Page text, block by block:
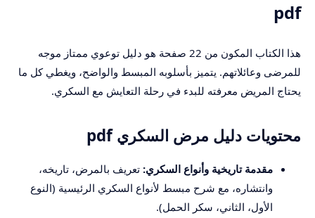
pdf
هذا الكتاب المكون من 22 صفحة هو دليل توعوي ممتاز موجه
للمرضى وعائلاتهم. يتميز بأسلوبه المبسط والواضح، ويغطي كل ما
يحتاج المريض معرفته للبدء في رحلة التعايش مع السكري.
محتويات دليل مرض السكري pdf
مقدمة تاريخية وأنواع السكري: تعريف بالمرض، تاريخه،
وانتشاره، مع شرح مبسط لأنواع السكري الرئيسية (النوع
الأول، الثاني، سكر الحمل).